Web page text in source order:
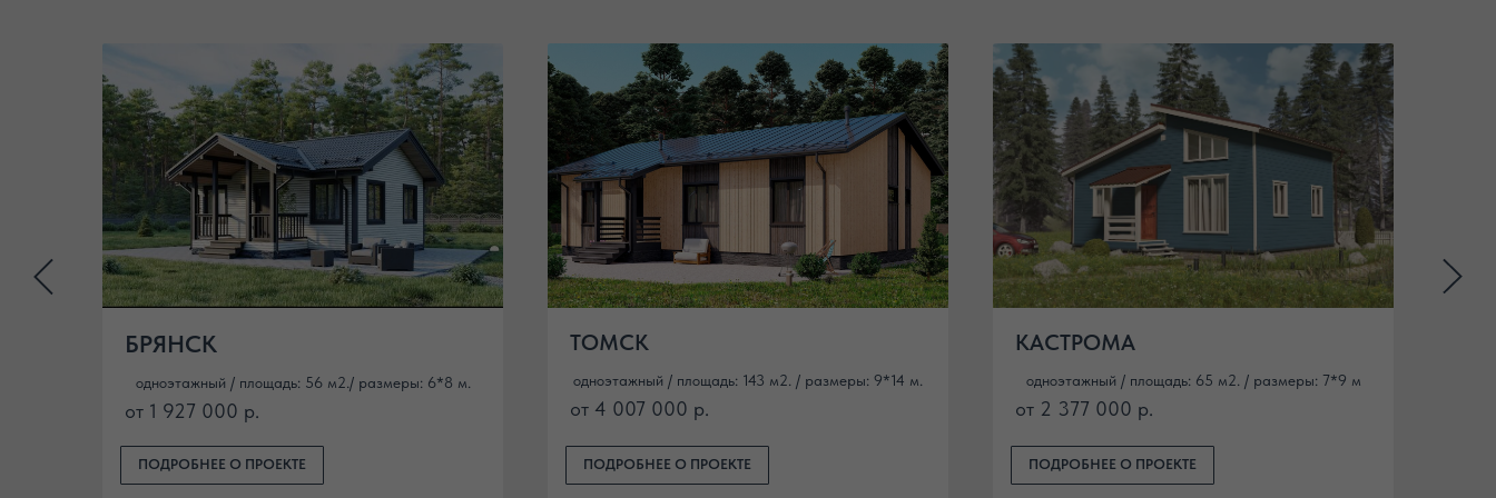
БРЯНСК
одноэтажный / площадь: 56 м2./ размеры: 6*8 м.
от 1 927 000 р.
ПОДРОБНЕЕ О ПРОЕКТЕ
ТОМСК
одноэтажный / площадь: 143 м2. / размеры: 9*14 м.
от 4 007 000 р.
ПОДРОБНЕЕ О ПРОЕКТЕ
КАСТРОМА
одноэтажный / площадь: 65 м2. / размеры: 7*9 м
от 2 377 000 р.
ПОДРОБНЕЕ О ПРОЕКТЕ